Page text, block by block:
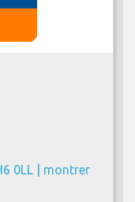
0LL | montrer